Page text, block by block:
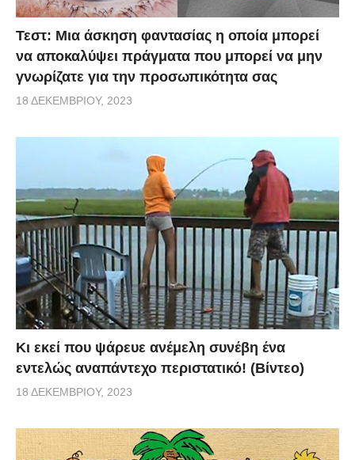
Τεστ: Μια άσκηση φαντασίας η οποία μπορεί
να αποκαλύψει πράγματα που μπορεί να μην
γνωρίζατε για την προσωπικότητα σας
18 ΔΕΚΕΜΒΡΊΟΥ, 2023
Κι εκεί που ψάρευε ανέμελη συνέβη ένα
εντελώς αναπάντεχο περιστατικό! (Βίντεο)
18 ΔΕΚΕΜΒΡΊΟΥ, 2023